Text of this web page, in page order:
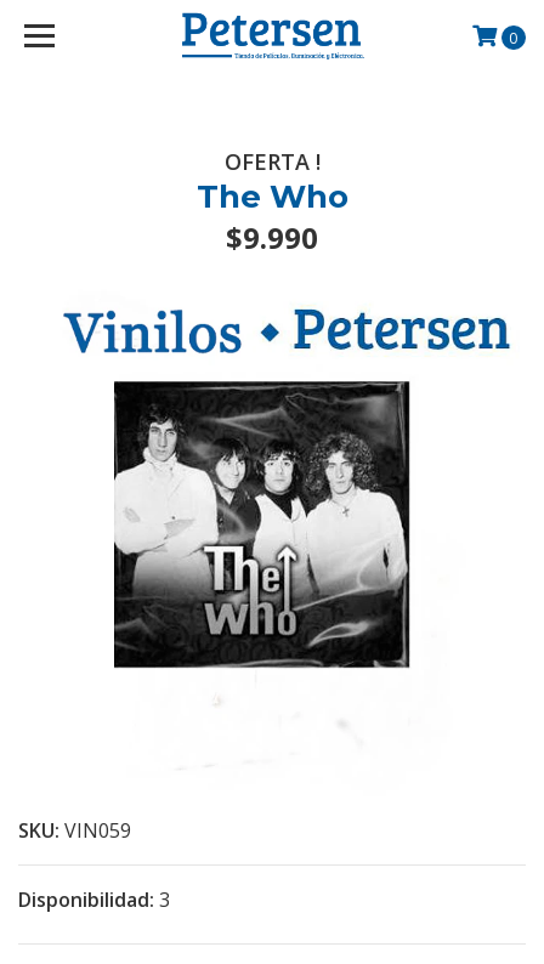
googlef2d1455d5020445a.html
0
OFERTA !
The Who
$9.990
SKU: VIN059
Disponibilidad: 3